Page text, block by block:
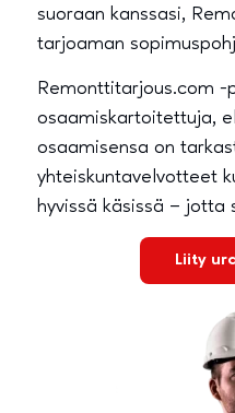
suoraan kanssasi,
tarjoaman
Remonttitarjous.com
osaamiskartoitettuja,
osaamisensa on
yhteiskuntavelvotteet
hyvissä käsissä –
Liity